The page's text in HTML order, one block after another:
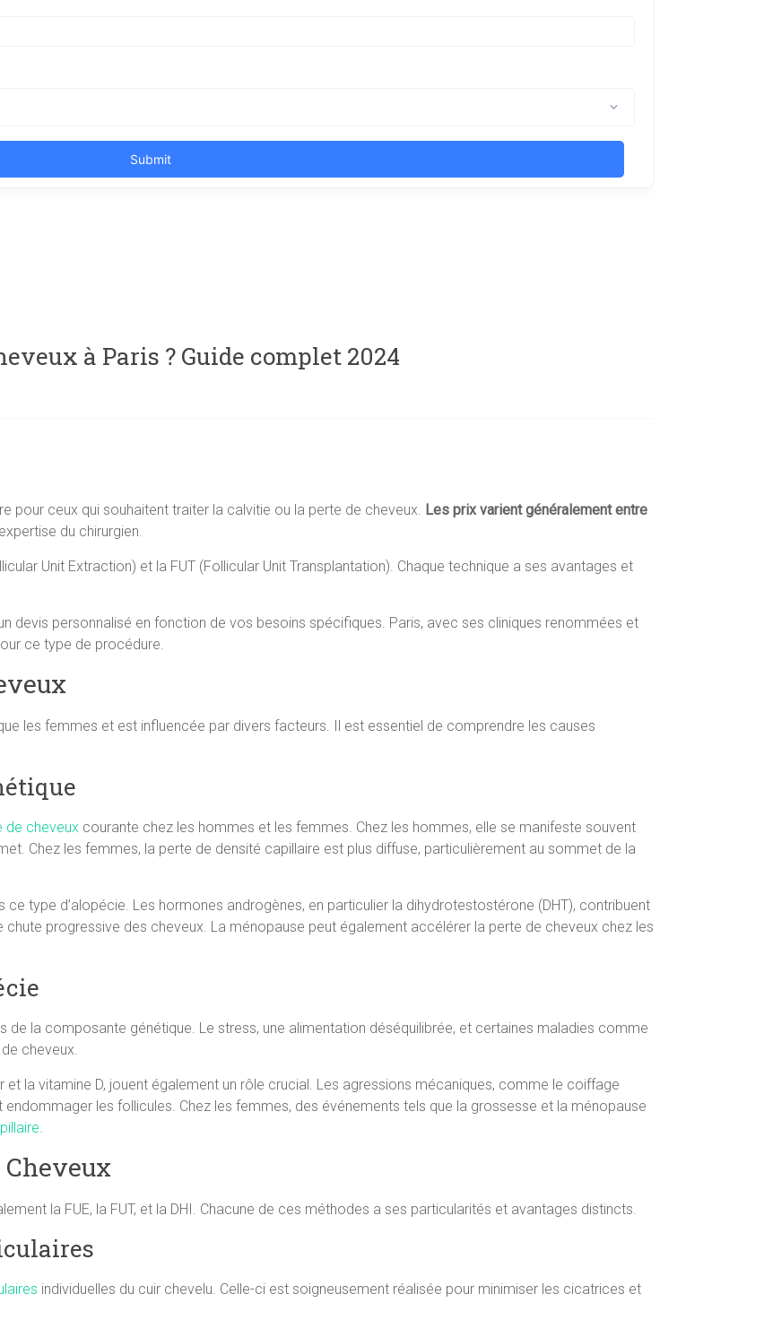
à Paris ? Guide complet 2024
pour ceux qui souhaitent traiter la calvitie ou la perte de cheveux. Les prix varient généralement entre
du chirurgien.
Unit Extraction) et la FUT (Follicular Unit Transplantation). Chaque technique a ses avantages et
devis personnalisé en fonction de vos besoins spécifiques. Paris, avec ses cliniques renommées et
ce type de procédure.
les femmes et est influencée par divers facteurs. Il est essentiel de comprendre les causes
de cheveux courante chez les hommes et les femmes. Chez les hommes, elle se manifeste souvent
Chez les femmes, la perte de densité capillaire est plus diffuse, particulièrement au sommet de la
type d’alopécie. Les hormones androgènes, en particulier la dihydrotestostérone (DHT), contribuent
chute progressive des cheveux. La ménopause peut également accélérer la perte de cheveux chez les
de la composante génétique. Le stress, une alimentation déséquilibrée, et certaines maladies comme
cheveux.
et la vitamine D, jouent également un rôle crucial. Les agressions mécaniques, comme le coiffage
endommager les follicules. Chez les femmes, des événements tels que la grossesse et la ménopause
.
Cheveux
la FUE, la FUT, et la DHI. Chacune de ces méthodes a ses particularités et avantages distincts.
individuelles du cuir chevelu. Celle-ci est soigneusement réalisée pour minimiser les cicatrices et